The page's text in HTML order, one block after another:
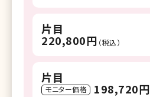
片目
220,800円 （税込）
片目
モニター価格 198,720円